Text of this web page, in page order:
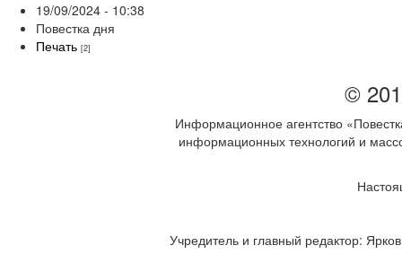
19/09/2024 - 10:38
Повестка дня
Печать [2]
©
Информационное агентство
информационных технологий и
Учредитель и главный редактор: